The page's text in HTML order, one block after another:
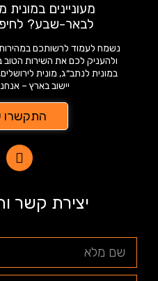
מעוניינים במונית
לבאר-שבע?
נשמח לעמוד לרשותכם
ולהעניק לכם את השירות הטוב
במונית לנתב״ג, מונית
יישוב בארץ –
התקשרו
יצירת קשר